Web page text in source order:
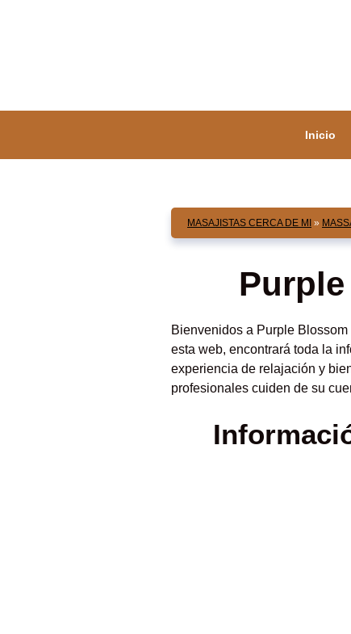
Inicio
MASAJISTAS CERCA DE MI »
Bienvenidos a Purple
esta web, encontrará toda la
experiencia de relajación y
profesionales cuiden de su